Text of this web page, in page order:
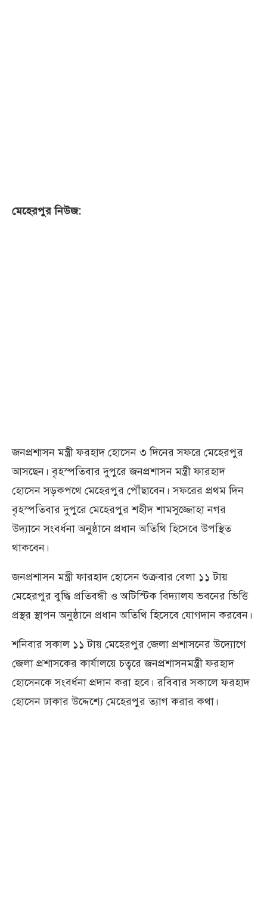
মেহেরপুর নিউজ:
জনপ্রশাসন মন্ত্রী ফরহাদ হোসেন ৩ দিনের সফরে মেহেরপুর
আসছেন। বৃহস্পতিবার দুপুরে জনপ্রশাসন মন্ত্রী ফারহাদ
হোসেন সড়কপথে মেহেরপুর পৌঁছাবেন। সফরের প্রথম দিন
বৃহস্পতিবার দুপুরে মেহেরপুর শহীদ শামসুজ্জোহা নগর
উদ্যানে সংবর্ধনা অনুষ্ঠানে প্রধান অতিথি হিসেবে উপস্থিত
থাকবেন।
জনপ্রশাসন মন্ত্রী ফারহাদ হোসেন শুক্রবার বেলা ১১ টায়
মেহেরপুর বুদ্ধি প্রতিবন্ধী ও অটিস্টিক বিদ্যালয ভবনের ভিত্তি
প্রস্থর স্থাপন অনুষ্ঠানে প্রধান অতিথি হিসেবে যোগদান করবেন।
শনিবার সকাল ১১ টায় মেহেরপুর জেলা প্রশাসনের উদ্যোগে
জেলা প্রশাসকের কার্যালয়ে চত্বরে জনপ্রশাসনমন্ত্রী ফরহাদ
হোসেনকে সংবর্ধনা প্রদান করা হবে। রবিবার সকালে ফরহাদ
হোসেন ঢাকার উদ্দেশ্যে মেহেরপুর ত্যাগ করার কথা।